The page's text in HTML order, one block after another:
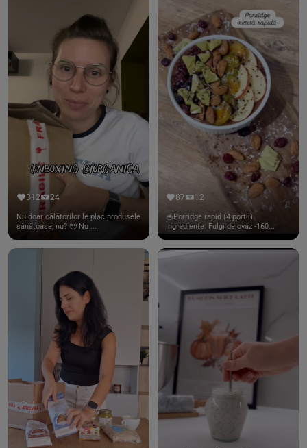
312 24
Nu doar călătorilor le plac produsele
sănătoase, nu? 🥹 Nu ...
87 12
🥣Porridge rapid (4 portii)
Ingrediente: Fulgi de ovaz -160...